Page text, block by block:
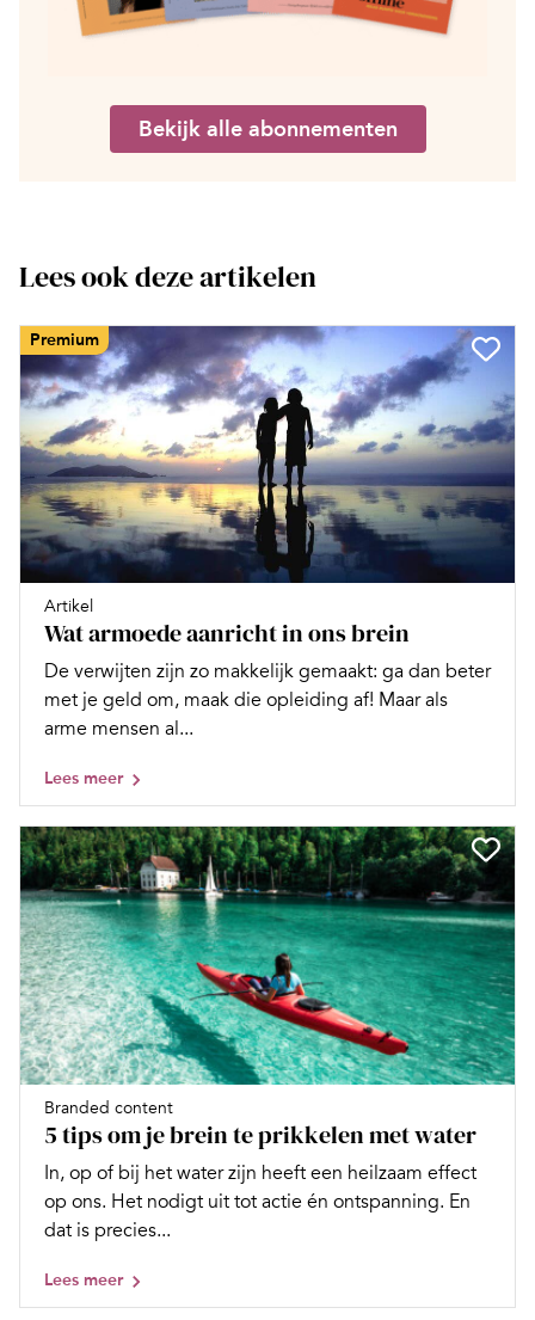
Bekijk alle abonnementen
Lees ook deze artikelen
Premium
Artikel
Wat armoede aanricht in ons brein
De verwijten zijn zo makkelijk gemaakt: ga dan beter
met je geld om, maak die opleiding af! Maar als
arme mensen al...
Lees meer
Branded content
5 tips om je brein te prikkelen met water
In, op of bij het water zijn heeft een heilzaam effect
op ons. Het nodigt uit tot actie én ontspanning. En
dat is precies...
Lees meer